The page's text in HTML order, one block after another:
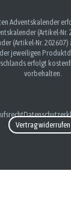
Adventskalender
(Artikel-
(Artikel-Nr.
jeweiligen
erfolgt
vorbehalten.
Vertrag widerrufen